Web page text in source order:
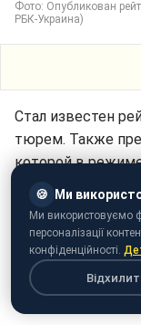
Фото: Опубликован
РБК-Украина)
Стал известен
тюрем. Также
которой в
отследить их
инфографики.
Об этом на
министр юстиции
🍪 Ми
Ми використовуємо
персоналізації
конфіденційності.